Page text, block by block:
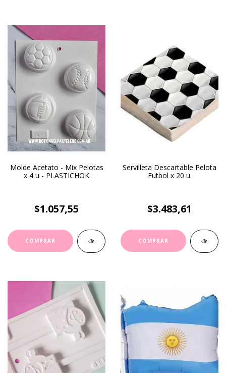
Molde Acetato - Mix Pelotas
x 4 u - PLASTICHOK
$1.057,55
Servilleta Descartable Pelota
Futbol x 20 u.
$3.483,61